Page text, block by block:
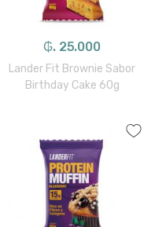
₲. 25.000
Lander Fit Brownie Sabor
Birthday Cake 60g